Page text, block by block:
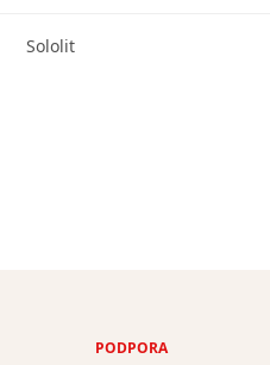
Sololit
PODPORA